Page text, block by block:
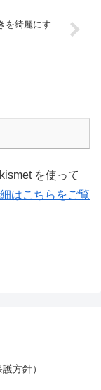
を綺麗にす
を使って
はこちらをご覧
方針）